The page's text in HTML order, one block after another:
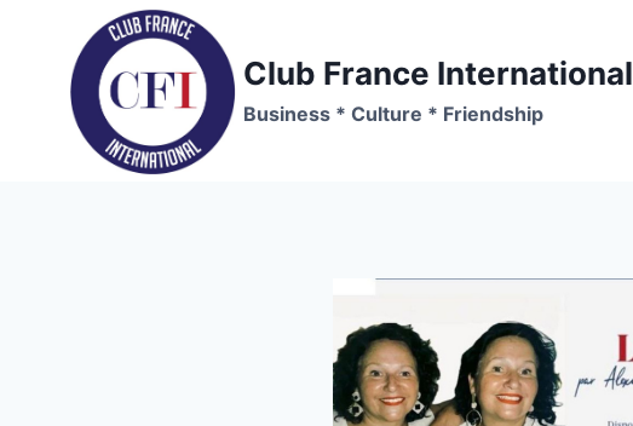
content
Club France International
Business * Culture * Friendship